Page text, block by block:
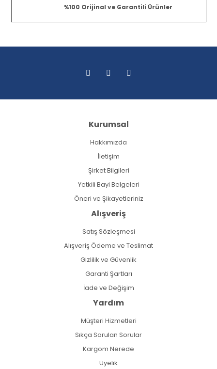
%100 Orijinal ve Garantili Ürünler
Kurumsal
Hakkımızda
İletişim
Şirket Bilgileri
Yetkili Bayi Belgeleri
Öneri ve Şikayetleriniz
Alışveriş
Satış Sözleşmesi
Alışveriş Ödeme ve Teslimat
Gizlilik ve Güvenlik
Garanti Şartları
İade ve Değişim
Yardım
Müşteri Hizmetleri
Sıkça Sorulan Sorular
Kargom Nerede
Üyelik